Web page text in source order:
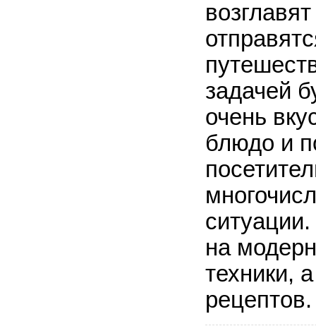
задачей
очень
блюдо и
на
техники,